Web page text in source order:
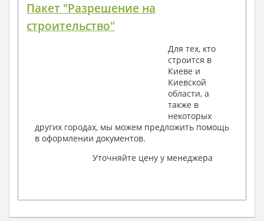
Пакет "Разрешение на
строительство"
Для тех, кто
строится в
Киеве и
Киевской
области, а
также в
некоторых
других городах, мы можем предложить помощь
в оформлении документов.
Уточняйте цену у менеджера